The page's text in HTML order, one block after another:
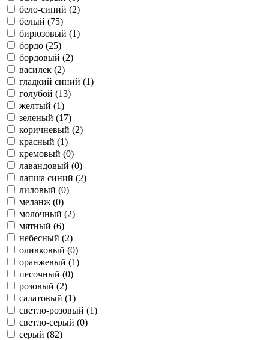
бело-синий (2)
белый (75)
бирюзовый (1)
бордо (25)
бордовый (2)
василек (2)
гладкий синий (1)
голубой (13)
желтый (1)
зеленый (17)
коричневый (2)
красный (1)
кремовый (0)
лавандовый (0)
лапша синий (2)
лиловый (0)
меланж (0)
молочный (2)
мятный (6)
небесный (2)
оливковый (0)
оранжевый (1)
песочный (0)
розовый (2)
салатовый (1)
светло-розовый (1)
светло-серый (0)
серый (82)